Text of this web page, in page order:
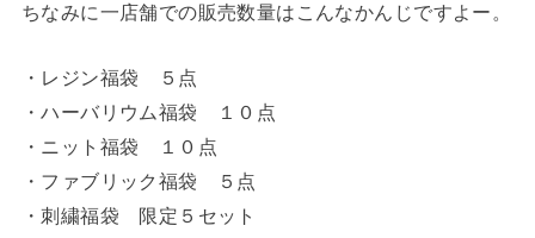
ちなみに一店舗での販売数量はこんなかんじですよー。
・レジン福袋 ５点
・ハーバリウム福袋 １０点
・ニット福袋 １０点
・ファブリック福袋 ５点
・刺繍福袋 限定５セット